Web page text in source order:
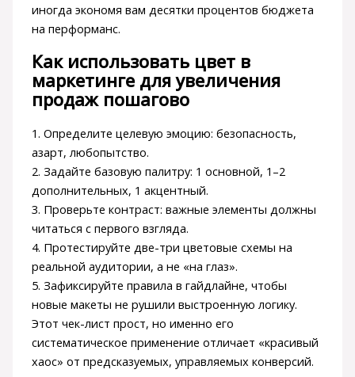
иногда экономя вам десятки процентов бюджета
на перформанс.
Как использовать цвет в
маркетинге для увеличения
продаж пошагово
1. Определите целевую эмоцию: безопасность,
азарт, любопытство.
2. Задайте базовую палитру: 1 основной, 1–2
дополнительных, 1 акцентный.
3. Проверьте контраст: важные элементы должны
читаться с первого взгляда.
4. Протестируйте две-три цветовые схемы на
реальной аудитории, а не «на глаз».
5. Зафиксируйте правила в гайдлайне, чтобы
новые макеты не рушили выстроенную логику.
Этот чек-лист прост, но именно его
систематическое применение отличает «красивый
хаос» от предсказуемых, управляемых конверсий.